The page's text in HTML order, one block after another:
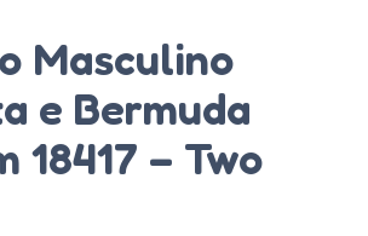
Masculino
e Bermuda
18417 – Two